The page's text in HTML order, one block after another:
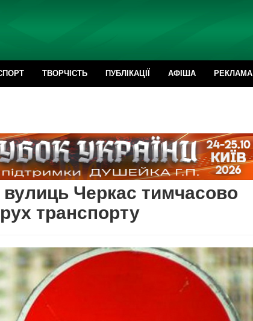
ТВОРЧІСТЬ ПУБЛІКАЦІЇ АФІША РЕКЛАМА
вулиць Черкас тимчасово
транспорту